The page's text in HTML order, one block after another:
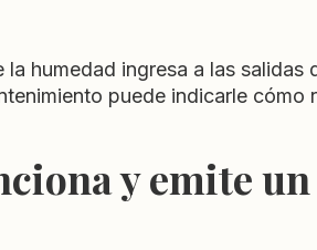
humedad ingresa a las
puede indicarle cómo
y emite